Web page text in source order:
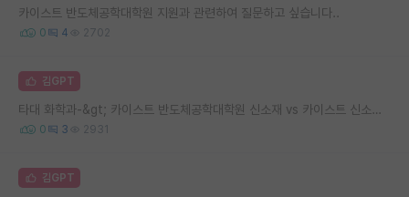
카이스트 반도체공학대학원 지원과 관련하여 질문하고 싶습니다..
0 4 2702
김GPT
타대 화학과-&gt; 카이스트 반도체공학대학원 신소재 vs 카이스트 신소재공학과 대학원
0 3 2931
김GPT